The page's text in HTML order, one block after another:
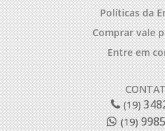
Políticas da
Comprar vale
Entre em
(19)
(19)